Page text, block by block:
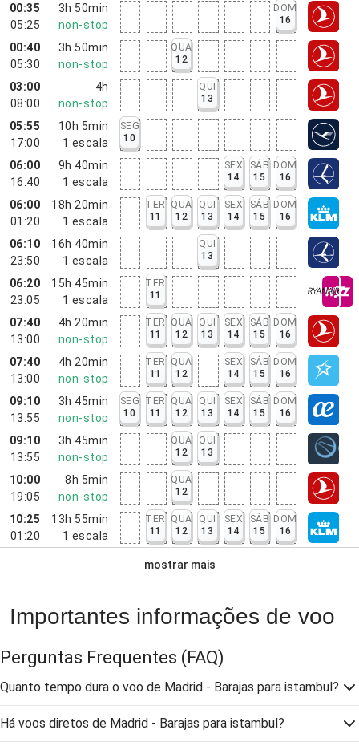
00:35
05:25
3h 50min
non-stop
DOM
16
00:40
05:30
3h 50min
non-stop
QUA
12
03:00
08:00
4h
non-stop
QUI
13
05:55
17:00
10h 5min
1 escala
SEG
10
06:00
16:40
9h 40min
1 escala
SEX
14
SÁB
15
DOM
16
06:00
01:20
18h 20min
1 escala
TER
11
QUA
12
QUI
13
SEX
14
SÁB
15
DOM
16
06:10
23:50
16h 40min
1 escala
QUI
13
06:20
23:05
15h 45min
1 escala
TER
11
07:40
13:00
4h 20min
non-stop
TER
11
QUA
12
QUI
13
SEX
14
SÁB
15
DOM
16
07:40
13:00
4h 20min
non-stop
TER
11
QUA
12
SEX
14
SÁB
15
DOM
16
09:10
13:55
3h 45min
non-stop
SEG
10
TER
11
QUA
12
QUI
13
SEX
14
SÁB
15
DOM
16
09:10
13:55
3h 45min
non-stop
QUA
12
QUI
13
10:00
19:05
8h 5min
non-stop
QUA
12
10:25
01:20
13h 55min
1 escala
TER
11
QUA
12
QUI
13
SEX
14
SÁB
15
DOM
16
mostrar mais
Importantes informações de voo
Perguntas Frequentes (FAQ)
Quanto tempo dura o voo de Madrid - Barajas para istambul?
Há voos diretos de Madrid - Barajas para istambul?